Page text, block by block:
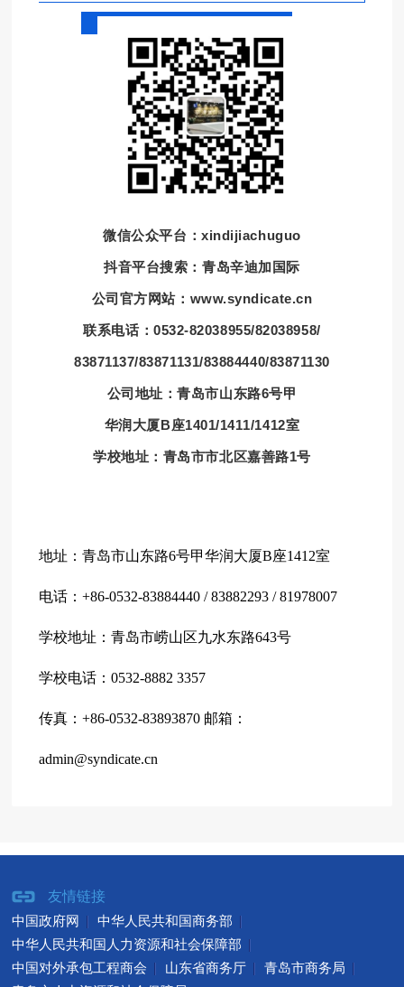
微信公众平台：xindijiachuguo
抖音平台搜索：青岛辛迪加国际
公司官方网站：www.syndicate.cn
联系电话：0532-82038955/82038958/
83871137/83871131/83884440/83871130
公司地址：青岛市山东路6号甲
华润大厦B座1401/1411/1412室
学校地址：青岛市市北区嘉善路1号
地址：青岛市山东路6号甲华润大厦B座1412室
电话：+86-0532-83884440 / 83882293 / 81978007
学校地址：青岛市崂山区九水东路643号
学校电话：0532-8882 3357
传真：+86-0532-83893870 邮箱：
admin@syndicate.cn
友情链接
中国政府网
中华人民共和国商务部
中华人民共和国人力资源和社会保障部
中国对外承包工程商会
山东省商务厅
青岛市商务局